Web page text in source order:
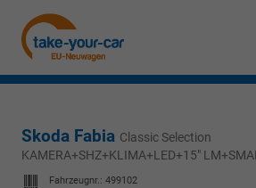
Skoda Fabia Classic Selection
KAMERA+SHZ+KLIMA+LED+15"
Fahrzeugnr.: 499102